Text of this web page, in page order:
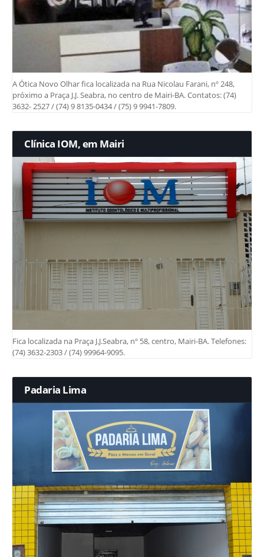
A Ótica Novo Olhar fica localizada na Rua Nicolau Farani, nº 248,
próximo a Praça J.J. Seabra, no centro de Mairi-BA. Contatos: (74)
3632- 2527 / (74) 9 8135-0434 / (75) 9 9941-7809.
Clínica IOM, em Mairi
Fica localizada na Praça J.J.Seabra, nº 58, centro, Mairi-BA. Telefones:
(74) 3632-2303 / (74) 99964-9095.
Padaria Lima